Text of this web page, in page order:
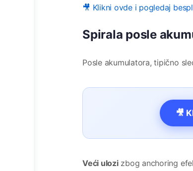
🎥 Klikni ovde i pogledaj
Spirala posle
Posle akumulatora, tipično
🎥
Veći ulozizbog anchoring